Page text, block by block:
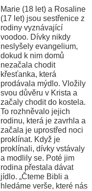
Marie (18 let) a Rosaline
(17 let) jsou sestřenice z
rodiny vyznávající
voodoo. Dívky nikdy
neslyšely evangelium,
dokud k nim domů
nezačala chodit
křesťanka, která
prodávala mýdlo. Vložily
svou důvěru v Krista a
začaly chodit do kostela.
To rozhněvalo jejich
rodinu, která je zavrhla a
začala je uprostřed noci
proklínat. Když je
proklínali, dívky vstávaly
a modlily se. Poté jim
rodina přestala dávat
jídlo. „Čteme Bibli a
hledáme verše, které nás